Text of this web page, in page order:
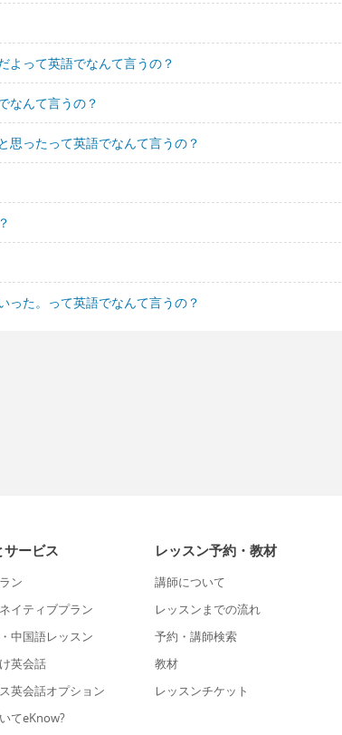
よって英語でなんて言うの？
なんて言うの？
思ったって英語でなんて言うの？
った。って英語でなんて言うの？
サービス
ン
イティブプラン
中国語レッスン
英会話
英会話オプション
てeKnow?
レッスン予約・教材
講師について
レッスンまでの流れ
予約・講師検索
教材
レッスンチケット